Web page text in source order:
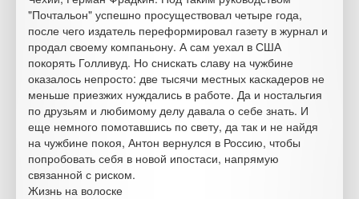
"Почтальон" успешно просуществовал четыре года,
после чего издатель переформировал газету в журнал и
продал своему компаньону. А сам уехал в США
покорять Голливуд. Но снискать славу на чужбине
оказалось непросто: две тысячи местных каскадеров не
меньше приезжих нуждались в работе. Да и ностальгия
по друзьям и любимому делу давала о себе знать. И
еще немного помотавшись по свету, да так и не найдя
на чужбине покоя, Антон вернулся в Россию, чтобы
попробовать себя в новой ипостаси, напрямую
связанной с риском.
Жизнь на волоске